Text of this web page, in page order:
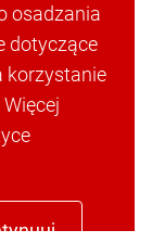
osadzania
dotyczące
korzystanie